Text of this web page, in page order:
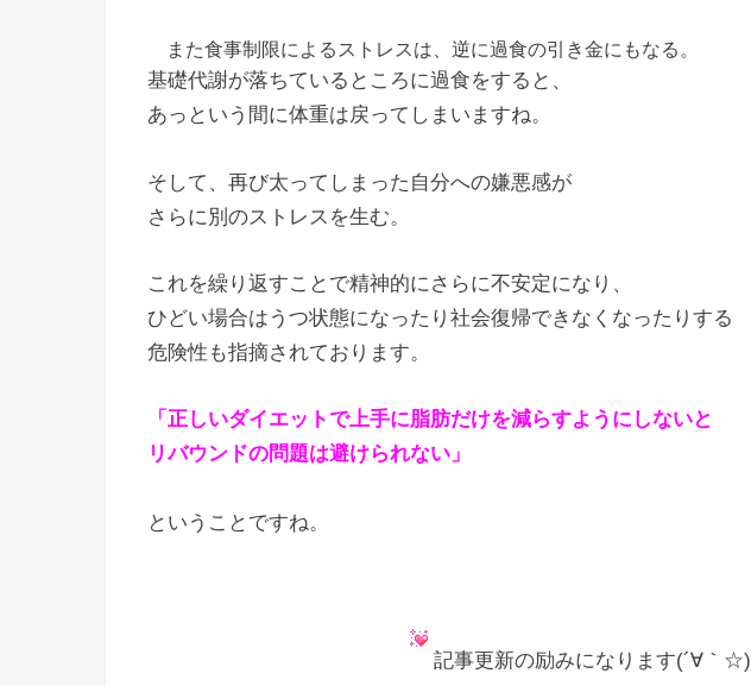
また食事制限によるストレスは、逆に過食の引き金にもなる。
基礎代謝が落ちているところに過食をすると、
あっという間に体重は戻ってしまいますね。
そして、再び太ってしまった自分への嫌悪感が
さらに別のストレスを生む。
これを繰り返すことで精神的にさらに不安定になり、
ひどい場合はうつ状態になったり社会復帰できなくなったりする
危険性も指摘されております。
「正しいダイエットで上手に脂肪だけを減らすようにしないと
リバウンドの問題は避けられない」
ということですね。
記事更新の励みになります(´∀｀☆)